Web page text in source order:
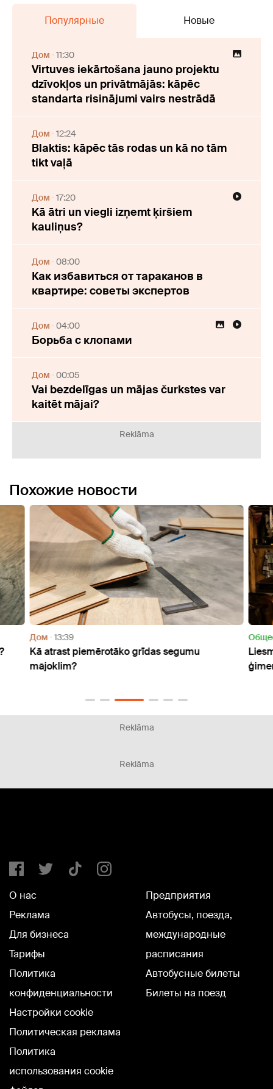
Популярные Новые
Дом 11:30
Virtuves iekārtošana jauno projektu
dzīvokļos un privātmājās: kāpēc
standarta risinājumi vairs nestrādā
Дом 12:24
Blaktis: kāpēc tās rodas un kā no tām
tikt vaļā
Дом 17:20
Kā ātri un viegli izņemt ķiršiem
kauliņus?
Дом 08:00
Как избавиться от тараканов в
квартире: советы экспертов
Дом 04:00
Борьба с клопами
Дом 00:05
Vai bezdelīgas un mājas čurkstes var
kaitēt mājai?
Reklāma
Похожие новости
Дом 13:39
Kā atrast piemērotāko grīdas segumu
mājoklim?
Reklāma
Reklāma
О нас
Реклама
Для бизнеса
Тарифы
Политика
конфиденциальности
Настройки cookie
Политическая реклама
Политика
использования cookie
Предприятия
Автобусы, поезда,
международные
расписания
Автобусные билеты
Билеты на поезд